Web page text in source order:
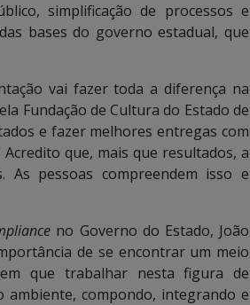
simplificação de processos e
bases do governo estadual, que
vai fazer toda a diferença na
Fundação de Cultura do Estado de
e fazer melhores entregas com
que, mais que resultados, a
pessoas compreendem isso e
no Governo do Estado, João
de se encontrar um meio
que trabalhar nesta figura de
compondo, integrando e